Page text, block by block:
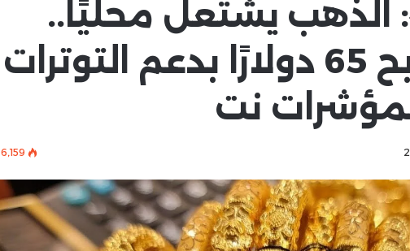
الذهب يشتعل محليًا..
والأوقية تربح 65 دولارًا بدعم التوترات
نت
6٬159